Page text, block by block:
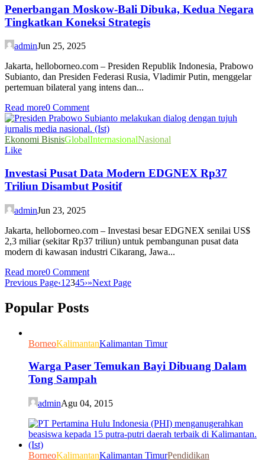
Penerbangan Moskow-Bali Dibuka, Kedua Negara
Tingkatkan Koneksi Strategis
adminJun 25, 2025
Jakarta, helloborneo.com – Presiden Republik Indonesia, Prabowo
Subianto, dan Presiden Federasi Rusia, Vladimir Putin, menggelar
pertemuan bilateral yang intens dan...
Read more0 Comment
Ekonomi BisnisGlobalInternasionalNasional
Like
Investasi Pusat Data Modern EDGNEX Rp37
Triliun Disambut Positif
adminJun 23, 2025
Jakarta, helloborneo.com – Investasi besar EDGNEX senilai US$
2,3 miliar (sekitar Rp37 triliun) untuk pembangunan pusat data
modern di kawasan industri Cikarang, Jawa...
Read more0 Comment
Previous Page‹1 2345›»Next Page
Popular Posts
BorneoKalimantanKalimantan Timur
Warga Paser Temukan Bayi Dibuang Dalam
Tong Sampah
adminAgu 04, 2015
BorneoKalimantanKalimantan TimurPendidikan